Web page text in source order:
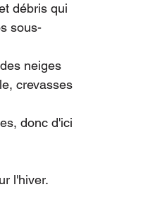
débris qui
sous-
neiges
crevasses
donc d'ici
l'hiver.